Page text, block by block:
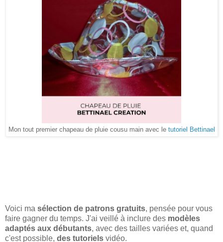
Mon tout premier chapeau de pluie cousu main avec le tutoriel Bettinael
Voici ma sélection de patrons gratuits, pensée pour vous
faire gagner du temps. J'ai veillé à inclure des modèles
adaptés aux débutants, avec des tailles variées et, quand
c'est possible, des tutoriels vidéo.